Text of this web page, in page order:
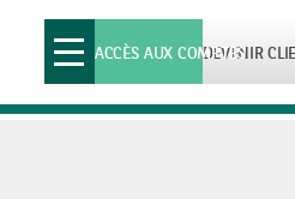
Toggle
navigationDEVENIR
ACCÈS AUX COMPTES